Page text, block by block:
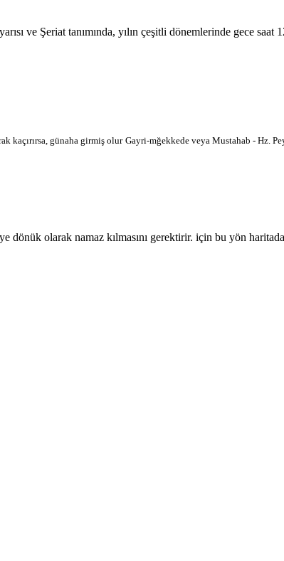
ve Şeriat tanımında, yılın çeşitli dönemlerinde gece
kaçırırsa, günaha girmiş olur Gayri-mğekkede veya Mustahab - Hz.
olarak namaz kılmasını gerektirir. için bu yön